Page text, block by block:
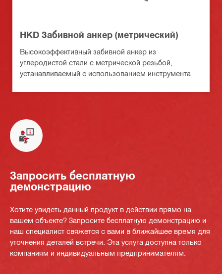
HKD Забивной анкер (метрический)
Высокоэффективный забивной анкер из
углеродистой стали с метрической резьбой,
устанавливаемый с использованием инструмента
Запросить бесплатную
демонстрацию
Хотите увидеть данный продукт в действии прямо на
вашем объекте? Запросите бесплатную демонстрацию и
наш специалист свяжется с вами в ближайшее время для
уточнения деталей встречи. Эта услуга доступна только
компаниям и индивидуальным предпринимателям.